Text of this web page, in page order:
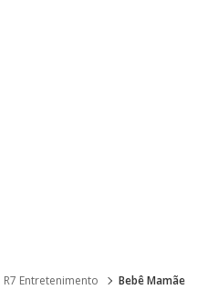
R7 Entretenimento Bebê Mamãe